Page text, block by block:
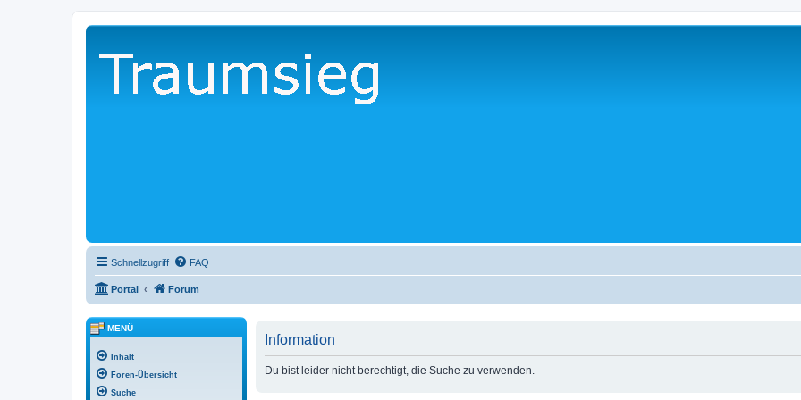
Schnellzugriff FAQ
Portal Forum
Information
Du bist leider nicht berechtigt, die Suche zu verwenden.
MENÜ
Inhalt
Foren-Übersicht
Suche